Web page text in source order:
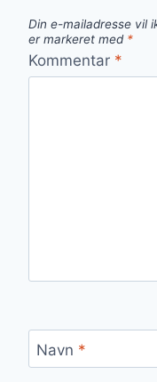
Din e-mailadresse vil
er markeret med *
Kommentar *
Navn *